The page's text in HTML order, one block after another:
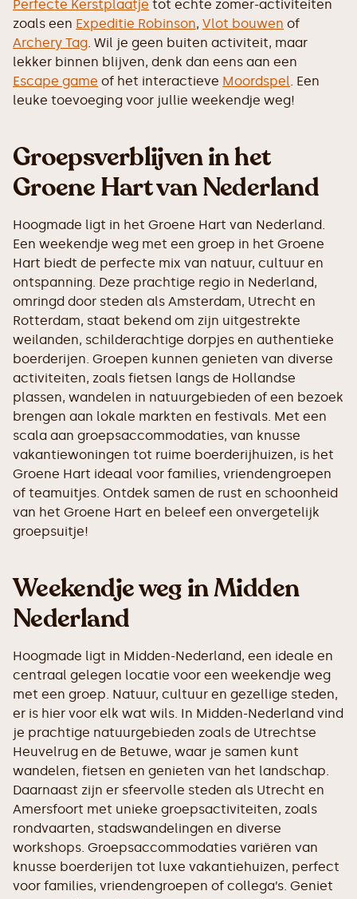
Perfecte Kerstplaatje tot echte zomer-activiteiten
zoals een Expeditie Robinson, Vlot bouwen of
Archery Tag. Wil je geen buiten activiteit, maar
lekker binnen blijven, denk dan eens aan een
Escape game of het interactieve Moordspel. Een
leuke toevoeging voor jullie weekendje weg!
Groepsverblijven in het
Groene Hart van Nederland
Hoogmade ligt in het Groene Hart van Nederland.
Een weekendje weg met een groep in het Groene
Hart biedt de perfecte mix van natuur, cultuur en
ontspanning. Deze prachtige regio in Nederland,
omringd door steden als Amsterdam, Utrecht en
Rotterdam, staat bekend om zijn uitgestrekte
weilanden, schilderachtige dorpjes en authentieke
boerderijen. Groepen kunnen genieten van diverse
activiteiten, zoals fietsen langs de Hollandse
plassen, wandelen in natuurgebieden of een bezoek
brengen aan lokale markten en festivals. Met een
scala aan groepsaccommodaties, van knusse
vakantiewoningen tot ruime boerderijhuizen, is het
Groene Hart ideaal voor families, vriendengroepen
of teamuitjes. Ontdek samen de rust en schoonheid
van het Groene Hart en beleef een onvergetelijk
groepsuitje!
Weekendje weg in Midden
Nederland
Hoogmade ligt in Midden-Nederland, een ideale en
centraal gelegen locatie voor een weekendje weg
met een groep. Natuur, cultuur en gezellige steden,
er is hier voor elk wat wils. In Midden-Nederland vind
je prachtige natuurgebieden zoals de Utrechtse
Heuvelrug en de Betuwe, waar je samen kunt
wandelen, fietsen en genieten van het landschap.
Daarnaast zijn er sfeervolle steden als Utrecht en
Amersfoort met unieke groepsactiviteiten, zoals
rondvaarten, stadswandelingen en diverse
workshops. Groepsaccommodaties variëren van
knusse boerderijen tot luxe vakantiehuizen, perfect
voor families, vriendengroepen of collega’s. Geniet